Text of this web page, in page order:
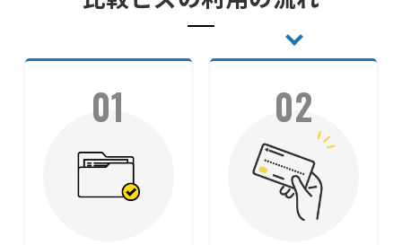
01 02